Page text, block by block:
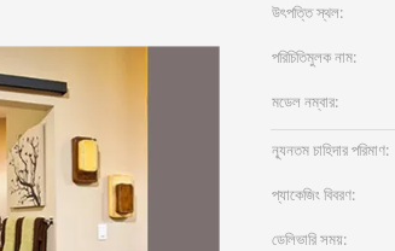
উৎপত্তি স্থল:
পরিচিতিমুলক নাম:
মডেল নম্বার:
ন্যূনতম চাহিদার পরিমাণ:
প্যাকেজিং বিবরণ:
ডেলিভারি সময়: